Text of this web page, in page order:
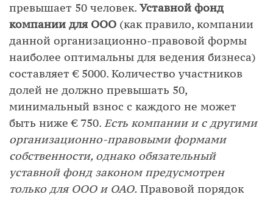
превышает 50 человек. Уставной фонд
компании для ООО (как правило, компании
данной организационно-правовой формы
наиболее оптимальны для ведения бизнеса)
составляет € 5000. Количество участников
долей не должно превышать 50,
минимальный взнос с каждого не может
быть ниже € 750. Есть компании и с другими
организационно-правовыми формами
собственности, однако обязательный
уставной фонд законом предусмотрен
только для ООО и ОАО. Правовой порядок